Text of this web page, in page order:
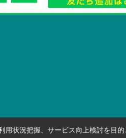
用状況把握、サービス向上検討を目